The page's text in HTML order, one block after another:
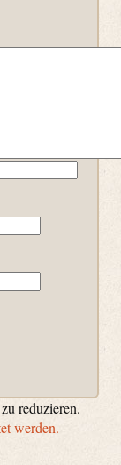
reduzieren.
werden.